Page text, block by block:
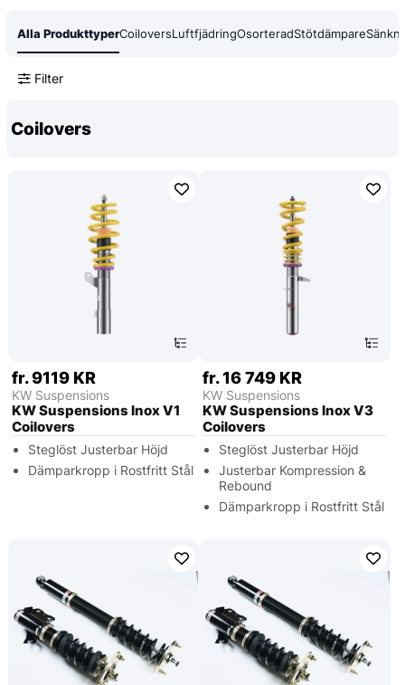
Alla ProdukttyperCoiloversLuftfjädringOsorteradStötdämpare
Filter
Coilovers
fr. 9119 KR
KW Suspensions
KW Suspensions Inox V1
Coilovers
Steglöst Justerbar Höjd
Dämparkropp i Rostfritt Stål
fr. 16 749 KR
KW Suspensions
KW Suspensions Inox V3
Coilovers
Steglöst Justerbar Höjd
Justerbar Kompression &
Rebound
Dämparkropp i Rostfritt Stål